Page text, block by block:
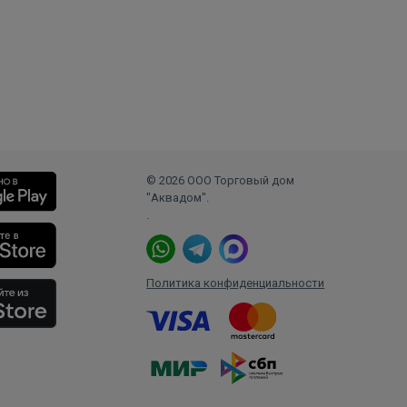
© 2026 ООО Торговый дом
"Аквадом".
.
Политика конфиденциальности